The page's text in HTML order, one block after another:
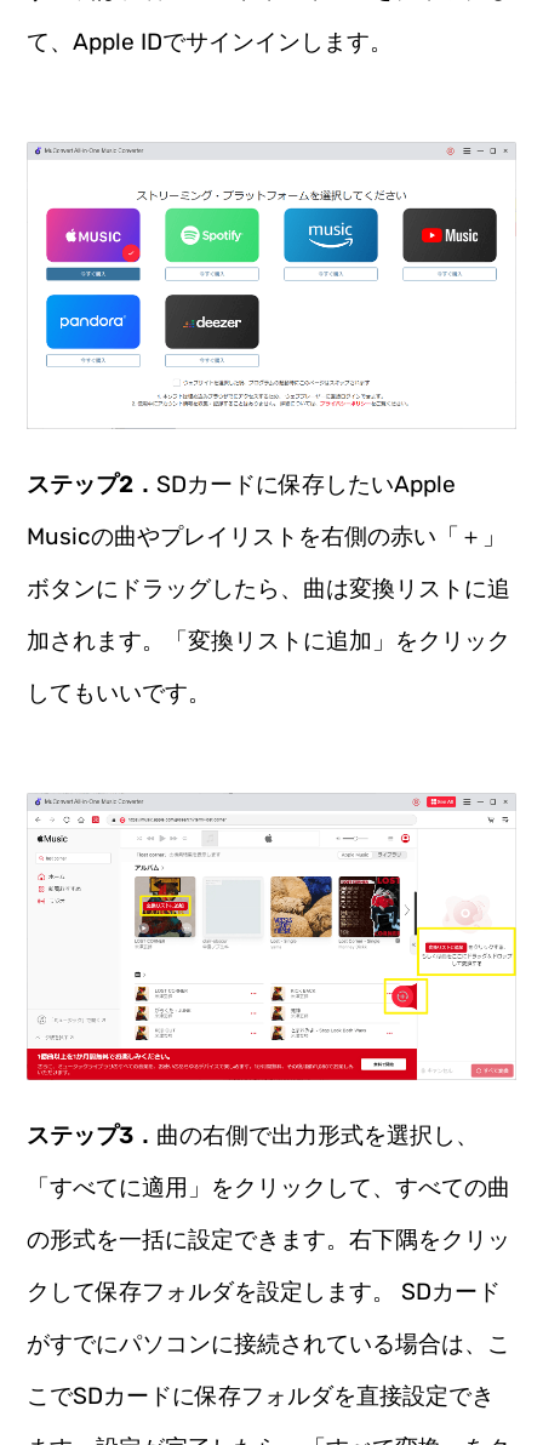
て、Apple IDでサインインします。
ステップ2．SDカードに保存したいApple
Musicの曲やプレイリストを右側の赤い「＋」
ボタンにドラッグしたら、曲は変換リストに追
加されます。「変換リストに追加」をクリック
してもいいです。
ステップ3． 曲の右側で出力形式を選択し、
「すべてに適用」をクリックして、すべての曲
の形式を一括に設定できます。右下隅をクリッ
クして保存フォルダを設定します。 SDカード
がすでにパソコンに接続されている場合は、こ
こでSDカードに保存フォルダを直接設定でき